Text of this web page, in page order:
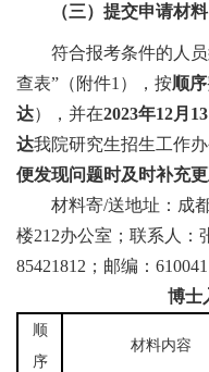
（三）提交申请材料
符合报考条件的人
查表”（附件1），按顺序
达），并在2023年12月13
达我院研究生招生工作
便发现问题时及时补充更
材料寄/送地址：成
楼212办公室 ；联系人：
85421812；邮编：610041
博士
顺
序
材料内容